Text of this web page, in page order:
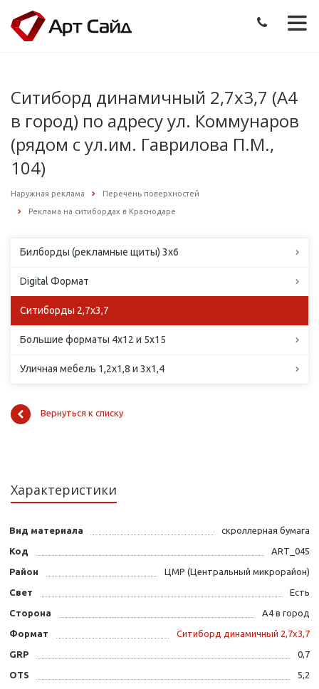
Ситиборд динамичный 2,7х3,7 (А4
в город) по адресу ул. Коммунаров
(рядом с ул.им. Гаврилова П.М.,
104)
Наружная реклама Перечень поверхностей
Реклама на ситибордах в Краснодаре
Билборды (рекламные щиты) 3х6
Digital Формат
Ситиборды 2,7х3,7
Большие форматы 4х12 и 5х15
Уличная мебель 1,2х1,8 и 3х1,4
Вернуться к списку
Характеристики
Вид материала скроллерная бумага
Код ART_045
Район ЦМР (Центральный микрорайон)
Свет Есть
Сторона А4 в город
Формат Ситиборд динамичный 2,7х3,7
GRP 0,7
OTS 5,2